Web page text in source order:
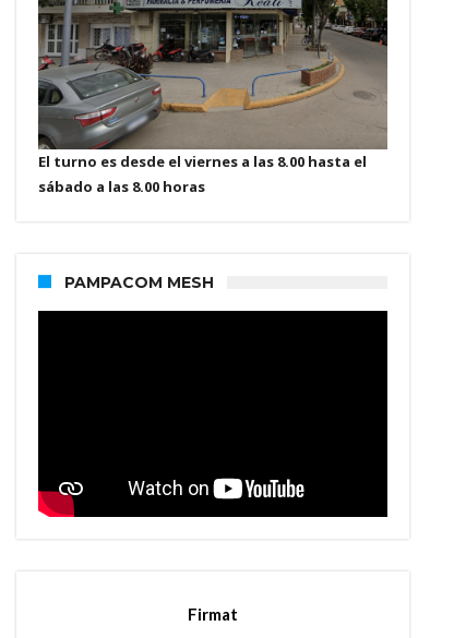
El turno es desde el viernes a las 8.00 hasta el
sábado a las 8.00 horas
PAMPACOM MESH
Firmat